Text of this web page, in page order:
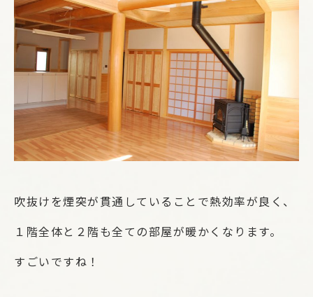
吹抜けを煙突が貫通していることで熱効率が良く、
１階全体と２階も全ての部屋が暖かくなります。
すごいですね！